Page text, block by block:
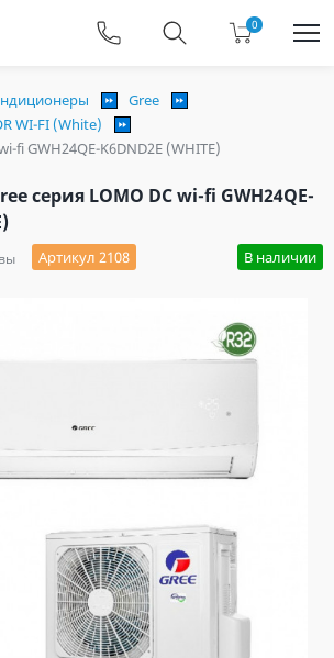
0
Gree
WI-FI (White)
fi GWH24QE-K6DND2E (WHITE)
серия LOMO DC wi-fi GWH24QE-
Артикул 2108 В наличии